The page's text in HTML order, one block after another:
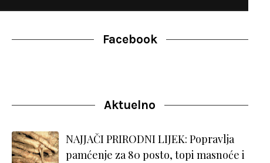
Facebook
Aktuelno
NAJJAČI PRIRODNI LIJEK: Popravlja
pamćenje za 80 posto, topi masnoće i